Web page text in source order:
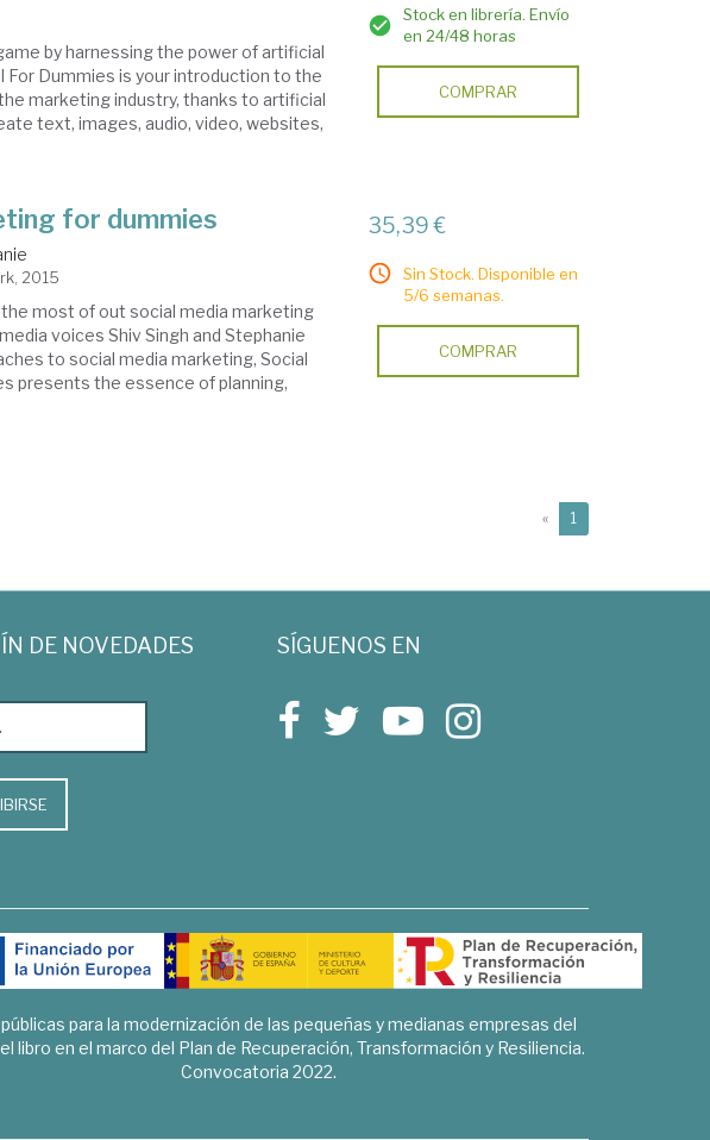
by harnessing the power of artificial
Dummies is your introduction to the
marketing industry, thanks to artificial
text, images, audio, video, websites,
Stock en librería. Envío
en 24/48 horas
COMPRAR
for dummies
2015
most of out social media marketing
voices Shiv Singh and Stephanie
to social media marketing, Social
presents the essence of planning,
35,39 €
Sin Stock. Disponible en
5/6 semanas.
COMPRAR
« 1
DE NOVEDADES SÍGUENOS EN
para la modernización de las pequeñas y medianas empresas del
libro en el marco del Plan de Recuperación, Transformación y Resiliencia.
Convocatoria 2022.